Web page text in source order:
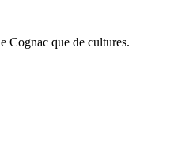
Cognac que de cultures.